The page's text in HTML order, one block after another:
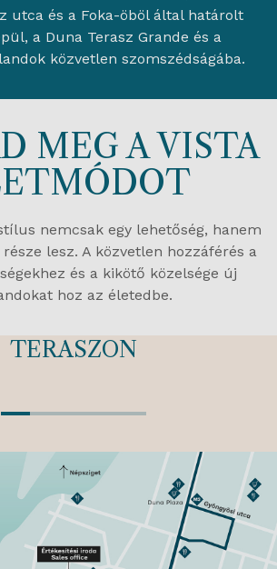
utca és a Foka-öböl által határolt
a Duna Terasz Grande és a
közvetlen szomszédságába.
MEG A VISTA
nemcsak egy lehetőség, hanem
lesz. A közvetlen hozzáférés a
és a kikötő közelsége új
hoz az életedbe.
TERASZON